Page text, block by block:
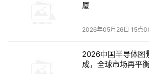
厦
2026年05月26日 15点
2026中国半导体图
成，全球市场再平